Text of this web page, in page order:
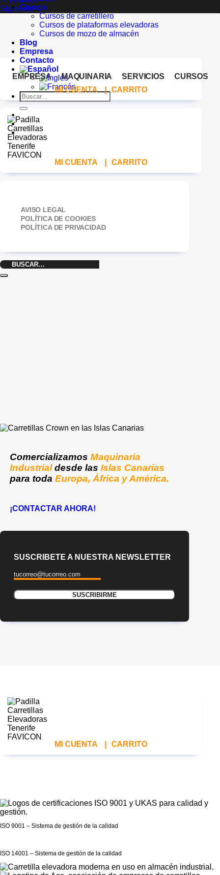
Cursos
Cursos de carretillero
Cursos de plataformas elevadoras
Cursos de mozo de almacén
Blog
Empresa
Contacto
Buscar
por:
Siguiente→
EMPRESA MAQUINARIA SERVICIOS
CURSOS
MI CUENTA
| CARRITO
MI CUENTA CARRITO
AVISO LEGAL
POLÍTICA DE COOKIES
POLÍTICA DE PRIVACIDAD
Buscar
por:
Comercializamos Maquinaria
Industrialdesde las Islas Canarias
para toda Europa, África y América.
¡CONTACTAR AHORA!
SUSCRIBETE A NUESTRA NEWSLETTER
MI CUENTA CARRITO
ISO 9001 – Sistema de gestión de la calidad
ISO 14001 – Sistema de gestión de la calidad